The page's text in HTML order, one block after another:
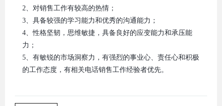
2、对销售工作有较高的热情；
3、具备较强的学习能力和优秀的沟通能力；
4、性格坚韧，思维敏捷，具备良好的应变能力和承压能
力；
5、有敏锐的市场洞察力，有强烈的事业心、责任心和积极
的工作态度，有相关电话销售工作经验者优先。